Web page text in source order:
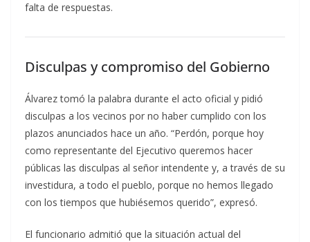
falta de respuestas.
Disculpas y compromiso del Gobierno
Álvarez tomó la palabra durante el acto oficial y pidió
disculpas a los vecinos por no haber cumplido con los
plazos anunciados hace un año. “Perdón, porque hoy
como representante del Ejecutivo queremos hacer
públicas las disculpas al señor intendente y, a través de su
investidura, a todo el pueblo, porque no hemos llegado
con los tiempos que hubiésemos querido”, expresó.
El funcionario admitió que la situación actual del